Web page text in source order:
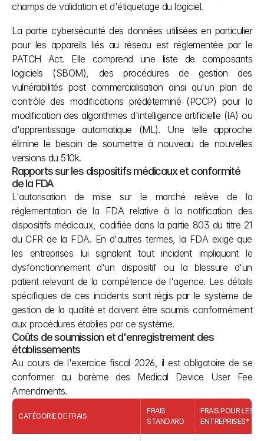
champs de validation et d'étiquetage du logiciel.
La partie cybersécurité des données utilisées en particulier
pour les appareils liés au réseau est réglementée par le
PATCH Act. Elle comprend une liste de composants
logiciels (SBOM), des procédures de gestion des
vulnérabilités post commercialisation ainsi qu'un plan de
contrôle des modifications prédéterminé (PCCP) pour la
modification des algorithmes d'intelligence artificielle (IA) ou
d'apprentissage automatique (ML). Une telle approche
élimine le besoin de soumettre à nouveau de nouvelles
versions du 510k.
Rapports sur les dispositifs médicaux et conformité
de la FDA
L'autorisation de mise sur le marché relève de la
réglementation de la FDA relative à la notification des
dispositifs médicaux, codifiée dans la partie 803 du titre 21
du CFR de la FDA. En d'autres termes, la FDA exige que
les entreprises lui signalent tout incident impliquant le
dysfonctionnement d'un dispositif ou la blessure d'un
patient relevant de la compétence de l'agence. Les détails
spécifiques de ces incidents sont régis par le système de
gestion de la qualité et doivent être soumis conformément
aux procédures établies par ce système.
Coûts de soumission et d'enregistrement des
établissements
Au cours de l'exercice fiscal 2026, il est obligatoire de se
conformer au barème des Medical Device User Fee
Amendments.
CATÉGORIE DE FRAIS
FRAIS
STANDARD
FRAIS POUR LES
ENTREPRISES*